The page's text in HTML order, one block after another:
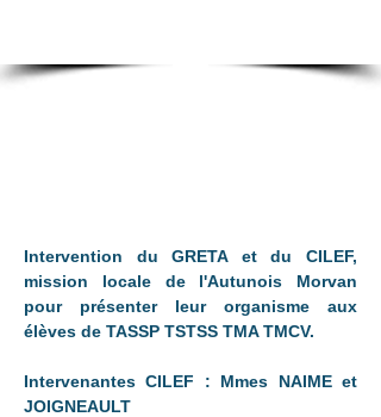
Intervention du GRETA et du CILEF,
mission locale de l'Autunois Morvan
pour présenter leur organisme aux
élèves de TASSP TSTSS TMA TMCV.
Intervenantes CILEF : Mmes NAIME et
JOIGNEAULT